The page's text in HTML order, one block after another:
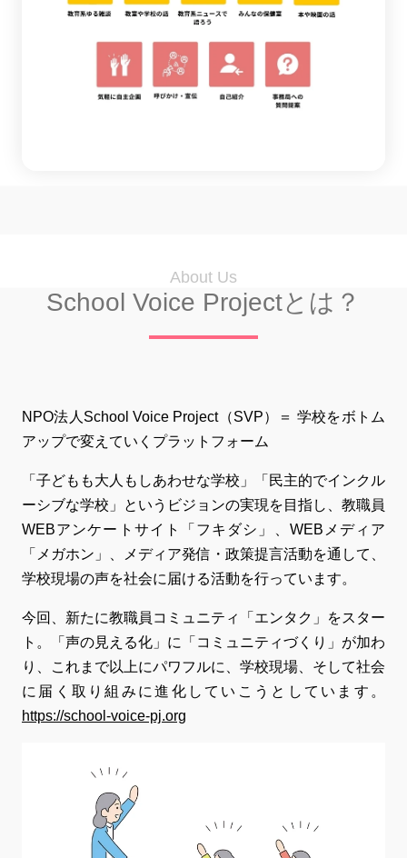
About Us
School Voice Projectとは？
NPO法人School Voice Project（SVP）＝ 学校をボトム
アップで変えていくプラットフォーム
「子どもも大人もしあわせな学校」「民主的でインクル
ーシブな学校」というビジョンの実現を目指し、教職員
WEBアンケートサイト「フキダシ」、WEBメディア
「メガホン」、メディア発信・政策提言活動を通して、
学校現場の声を社会に届ける活動を行っています。
今回、新たに教職員コミュニティ「エンタク」をスター
ト。「声の見える化」に「コミュニティづくり」が加わ
り、これまで以上にパワフルに、学校現場、そして社会
に届く取り組みに進化していこうとしています。
https://school-voice-pj.org